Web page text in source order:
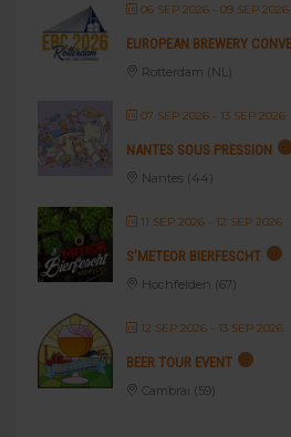
06 SEP 2026- 09 SEP 2026
EUROPEAN BREWERY
Rotterdam (NL)
07 SEP 2026- 13 SEP 2026
NANTES SOUS PRESSION
Nantes (44)
11 SEP 2026- 12 SEP 2026
S’METEOR BIERFESCHT
Hochfelden (67)
12 SEP 2026- 13 SEP 2026
BEER TOUR EVENT
Cambrai (59)